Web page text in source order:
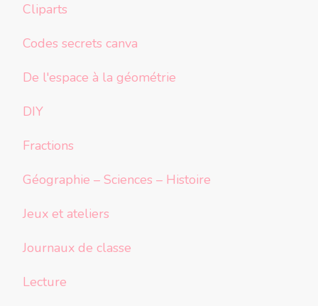
Cliparts
Codes secrets canva
De l'espace à la géométrie
DIY
Fractions
Géographie – Sciences – Histoire
Jeux et ateliers
Journaux de classe
Lecture